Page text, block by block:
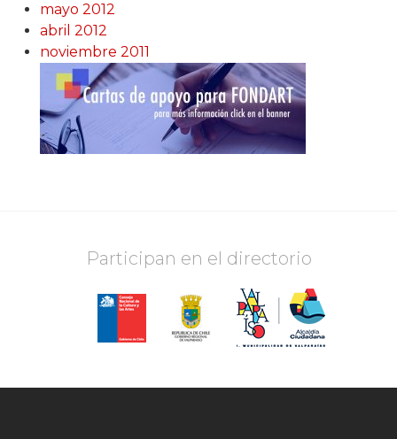
mayo 2012
abril 2012
noviembre 2011
Participan en el directorio